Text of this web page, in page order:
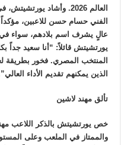
العالم 2026. وأشاد
الفني حسام حسن للاعبين،
عالٍ يشرف اسم بلادهم، سواء
يورتشيتش قائلاً: “أنا سعيد جداً
المنتخب المصري. فخور بطريقة
الذين يمكنهم تقديم الأداء
تألق مهند لاشين
خص يورتشيتش بالذكر اللاعب
والممتاز في الملعب وعلى